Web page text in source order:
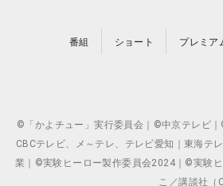
番組 ショート プレミア
©「かよチュー」実行委員会｜©中京テレビ
CBCテレビ、メ～テレ、テレビ愛知｜東海
業｜©実験ヒーロー製作委員会2024｜©実験
こ／講談社（